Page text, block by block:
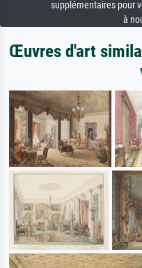
supplémentaires pour
à
Œuvres d'art